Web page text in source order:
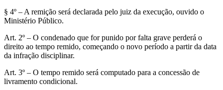
§ 4º – A remição será declarada pelo juiz da execução, ouvido o
Ministério Público.
Art. 2º – O condenado que for punido por falta grave perderá o
direito ao tempo remido, começando o novo período a partir da data
da infração disciplinar.
Art. 3º – O tempo remido será computado para a concessão de
livramento condicional.